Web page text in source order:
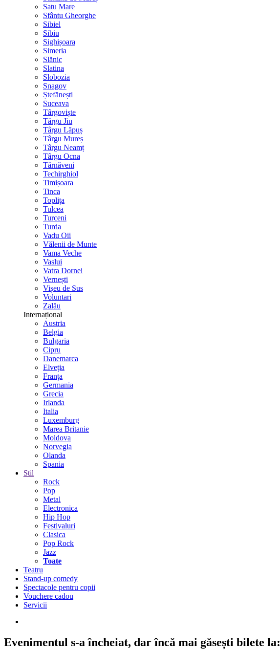
Satu Mare
Sfântu Gheorghe
Sibiel
Sibiu
Sighișoara
Simeria
Slănic
Slatina
Slobozia
Snagov
Ștefănești
Suceava
Târgoviște
Târgu Jiu
Târgu Lăpuș
Târgu Mureș
Târgu Neamț
Târgu Ocna
Târnăveni
Techirghiol
Timișoara
Tinca
Toplița
Tulcea
Turceni
Turda
Vadu Oii
Vălenii de Munte
Vama Veche
Vaslui
Vatra Dornei
Vernești
Vișeu de Sus
Voluntari
Zalău
Internațional
Austria
Belgia
Bulgaria
Cipru
Danemarca
Elveția
Franța
Germania
Grecia
Irlanda
Italia
Luxemburg
Marea Britanie
Moldova
Norvegia
Olanda
Spania
Stil
Rock
Pop
Metal
Electronica
Hip Hop
Festivaluri
Clasica
Pop Rock
Jazz
Toate
Teatru
Stand-up comedy
Spectacole pentru copii
Vouchere cadou
Servicii
Evenimentul s-a încheiat, dar încă mai găsești bilete la: